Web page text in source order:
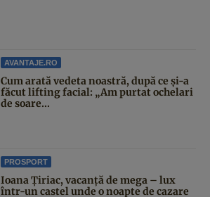
AVANTAJE.RO
Cum arată vedeta noastră, după ce și-a
făcut lifting facial: „Am purtat ochelari
de soare...
PROSPORT
Ioana Țiriac, vacanță de mega – lux
într-un castel unde o noapte de cazare